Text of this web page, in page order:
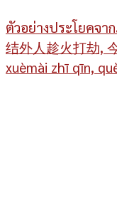
ตัวอย่างประโยคจ
结外人趁火打劫,
xuèmài zhī qīn,